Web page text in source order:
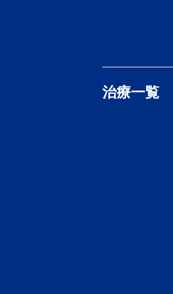
治療一覧